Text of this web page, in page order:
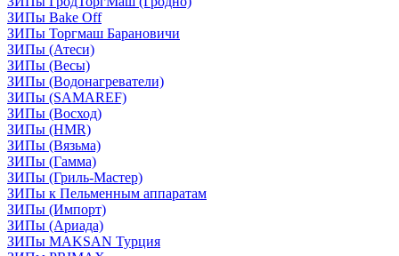
ЗИПы Bake Off
ЗИПы Торгмаш Барановичи
ЗИПы (Атеси)
ЗИПы (Весы)
ЗИПы (Водонагреватели)
ЗИПы (SAMAREF)
ЗИПы (Восход)
ЗИПы (HMR)
ЗИПы (Вязьма)
ЗИПы (Гамма)
ЗИПы (Гриль-Мастер)
ЗИПы к Пельменным аппаратам
ЗИПы (Импорт)
ЗИПы (Ариада)
ЗИПы MAKSAN Турция